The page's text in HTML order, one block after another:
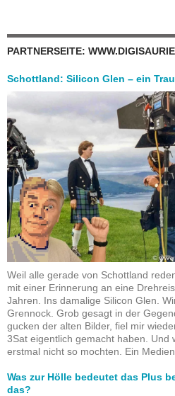
PARTNERSEITE:
Schottland: Silicon Glen – ein
Weil alle gerade von Schottland
mit einer Erinnerung an eine
Jahren. Ins damalige Silicon Glen.
Grennock. Grob gesagt in der
gucken der alten Bilder, fiel mir
3Sat eigentlich gemacht haben. Und
erstmal nicht so mochten. Ein
Was zur Hölle bedeutet das Plus
das?